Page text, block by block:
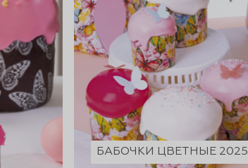
БАБОЧКИ ЦВЕТНЫЕ 2025